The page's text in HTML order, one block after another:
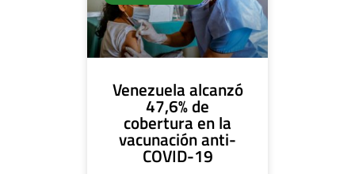
Venezuela alcanzó
47,6% de
cobertura en la
vacunación anti-
COVID-19